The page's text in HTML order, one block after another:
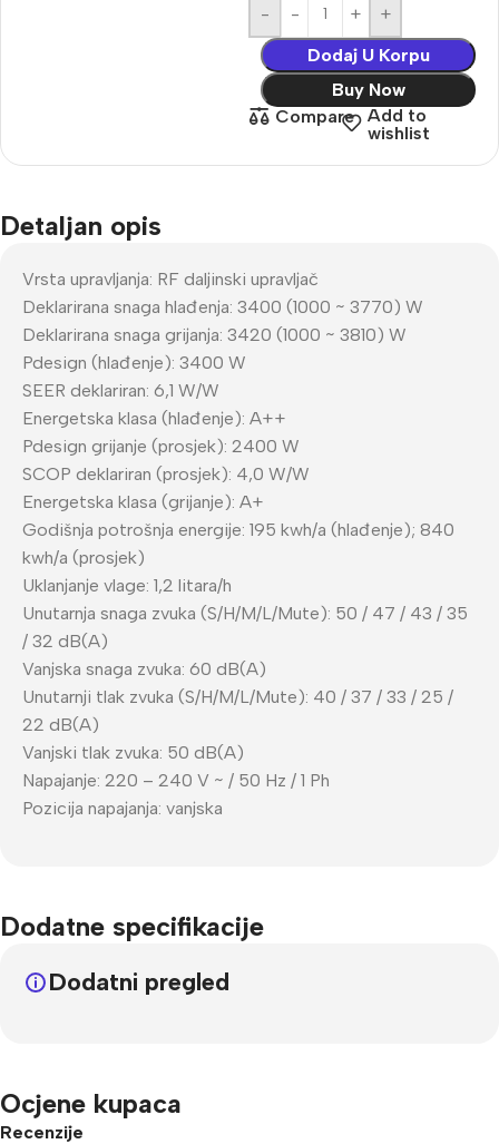
-
+
Dodaj U Korpu
Buy Now
Compare
Add to
wishlist
Detaljan opis
Vrsta upravljanja: RF daljinski upravljač
Deklarirana snaga hlađenja: 3400 (1000 ~ 3770) W
Deklarirana snaga grijanja: 3420 (1000 ~ 3810) W
Pdesign (hlađenje): 3400 W
SEER deklariran: 6,1 W/W
Energetska klasa (hlađenje): A++
Pdesign grijanje (prosjek): 2400 W
SCOP deklariran (prosjek): 4,0 W/W
Energetska klasa (grijanje): A+
Godišnja potrošnja energije: 195 kwh/a (hlađenje); 840
kwh/a (prosjek)
Uklanjanje vlage: 1,2 litara/h
Unutarnja snaga zvuka (S/H/M/L/Mute): 50 / 47 / 43 / 35
/ 32 dB(A)
Vanjska snaga zvuka: 60 dB(A)
Unutarnji tlak zvuka (S/H/M/L/Mute): 40 / 37 / 33 / 25 /
22 dB(A)
Vanjski tlak zvuka: 50 dB(A)
Napajanje: 220 – 240 V ~ / 50 Hz / 1 Ph
Pozicija napajanja: vanjska
Dodatne specifikacije
Dodatni pregled
Ocjene kupaca
Recenzije